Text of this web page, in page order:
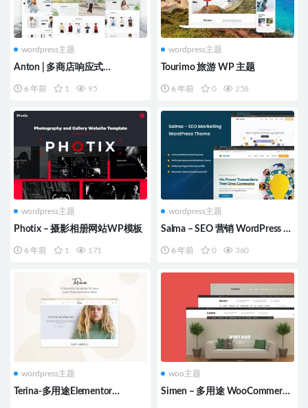
wordpress主题
Anton | 多商店响应式
6 年前 1 95
wordpress主题
Tourimo 旅游 WP 主题
6 年前 0 258
wordpress主题
Photix – 摄影相册网站WP模板
6 年前 1 171
wordpress主题
Salma – SEO 营销 WordPress 主
6 年前 0 360
wordpress主题
Terina-多用途Elementor
woo主题
Simen – 多用途 WooCommerce